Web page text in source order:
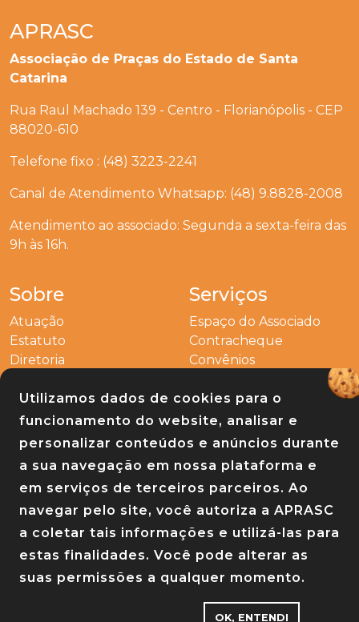
Utilizamos dados de cookies para o
funcionamento do website, analisar e
personalizar conteúdos e anúncios durante
a sua navegação em nossa plataforma e
em serviços de terceiros parceiros. Ao
navegar pelo site, você autoriza a APRASC
a coletar tais informações e utilizá-las para
estas finalidades. Você pode alterar as
suas permissões a qualquer momento.
OK, ENTENDI
APRASC
Associação de Praças do Estado de Santa
Catarina
Rua Raul Machado 139 - Centro - Florianópolis - CEP
88020-610
Telefone fixo : (48) 3223-2241
Canal de Atendimento Whatsapp: (48) 9.8828-2008
Atendimento ao associado: Segunda a sexta-feira das
9h às 16h.
Sobre
Atuação
Estatuto
Diretoria
Serviços
Espaço do Associado
Contracheque
Convênios
Outros
Entre em contato
Links
Baixe nosso app